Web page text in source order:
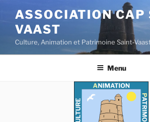
contenu
principal
ASSOCIATION CAP
VAAST
Culture, Animation et Patrimoine Saint-
Menu